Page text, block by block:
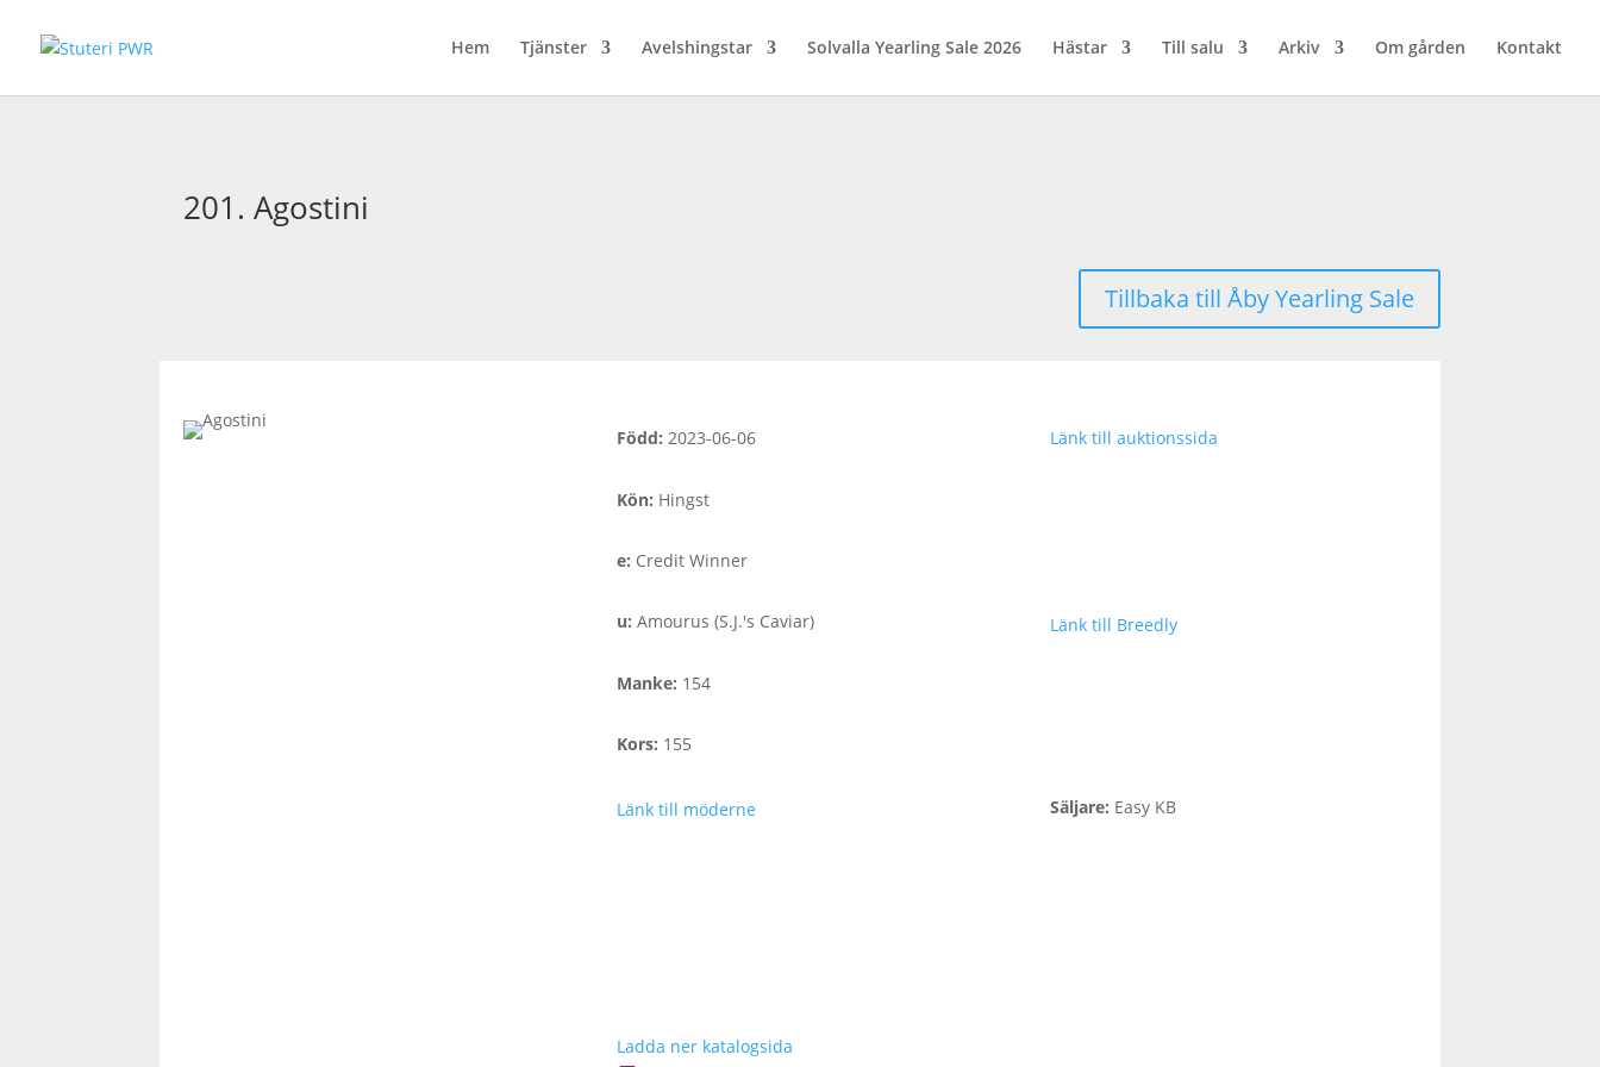
Hem Tjänster Avelshingstar Solvalla Yearling Sale 2026 Hästar Till salu Arkiv Om gården Kontakt
201. Agostini
Tillbaka till Åby Yearling Sale
Född:2023-06-06
Kön: Hingst
e: Credit Winner
u:Amourus (S.J.'s Caviar)
Manke: 154
Kors: 155
Länk till möderne
Ladda ner katalogsida
Länk till auktionssida
Länk till Breedly
Säljare: Easy KB